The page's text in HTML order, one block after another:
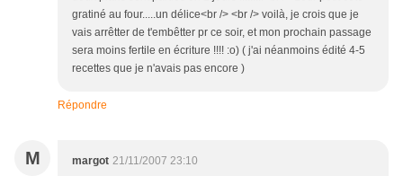
gratiné au four.....un délice<br /> <br /> voilà, je crois que je
vais arrêtter de t'embêtter pr ce soir, et mon prochain passage
sera moins fertile en écriture !!!! :o) ( j'ai néanmoins édité 4-5
recettes que je n'avais pas encore )
Répondre
M margot 21/11/2007 23:10